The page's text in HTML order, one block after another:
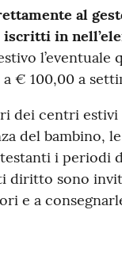
al
in
€ 100,00 a
dei centri
del bambino,
i periodi
diritto sono
e a